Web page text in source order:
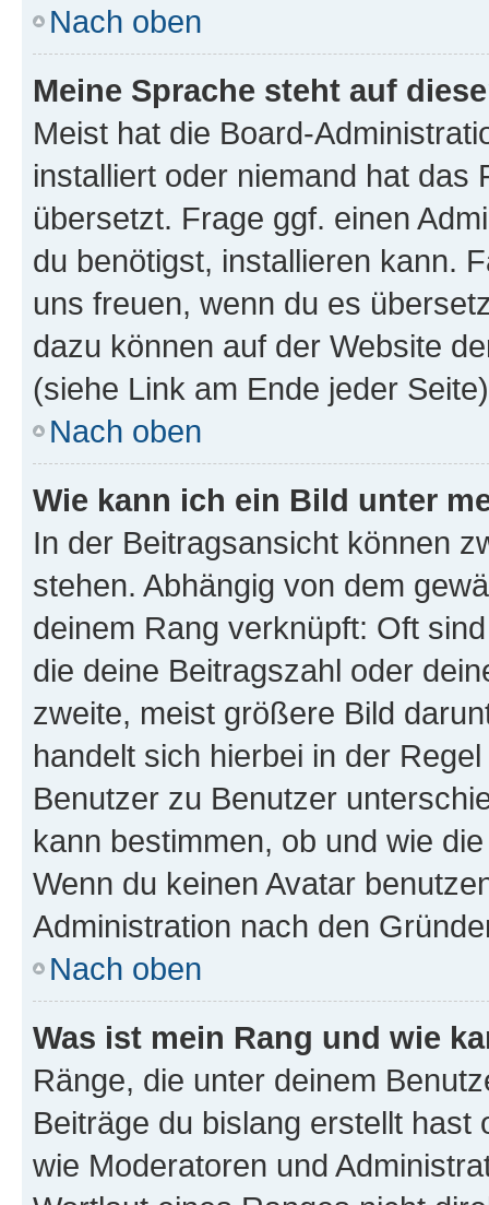
Nach oben
Meine Sprache steht auf
Meist hat die Board-
installiert oder niemand hat das
übersetzt. Frage ggf. einen
du benötigst, installieren kann.
uns freuen, wenn du es
dazu können auf der Website
(siehe Link am Ende jeder
Nach oben
Wie kann ich ein Bild unter
In der Beitragsansicht können
stehen. Abhängig von dem
deinem Rang verknüpft: Oft
die deine Beitragszahl oder
zweite, meist größere Bild
handelt sich hierbei in der
Benutzer zu Benutzer
kann bestimmen, ob und wie
Wenn du keinen Avatar
Administration nach den
Nach oben
Was ist mein Rang und wie
Ränge, die unter deinem
Beiträge du bislang erstellt
wie Moderatoren und